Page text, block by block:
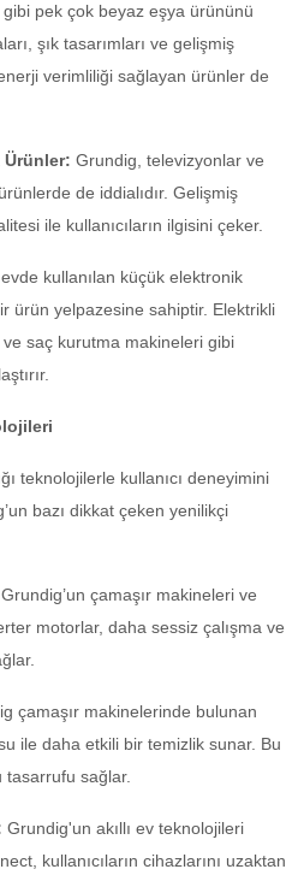
gibi pek çok beyaz eşya ürününü
şık tasarımları ve gelişmiş
verimliliği sağlayan ürünler de
Grundig, televizyonlar ve
de iddialıdır. Gelişmiş
ile kullanıcıların ilgisini çeker.
kullanılan küçük elektronik
ürün yelpazesine sahiptir. Elektrikli
saç kurutma makineleri gibi
teknolojilerle kullanıcı deneyimini
bazı dikkat çeken yenilikçi
Grundig’un çamaşır makineleri ve
motorlar, daha sessiz çalışma ve
çamaşır makinelerinde bulunan
ile daha etkili bir temizlik sunar. Bu
tasarrufu sağlar.
Grundig'un akıllı ev teknolojileri
kullanıcıların cihazlarını uzaktan